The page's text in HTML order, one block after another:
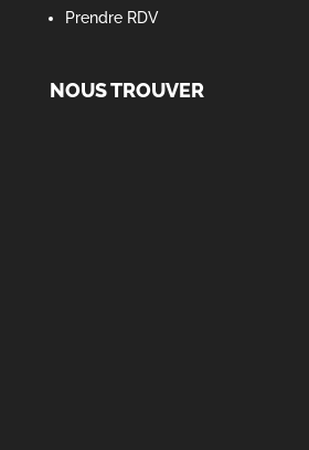
Prendre RDV
NOUS TROUVER